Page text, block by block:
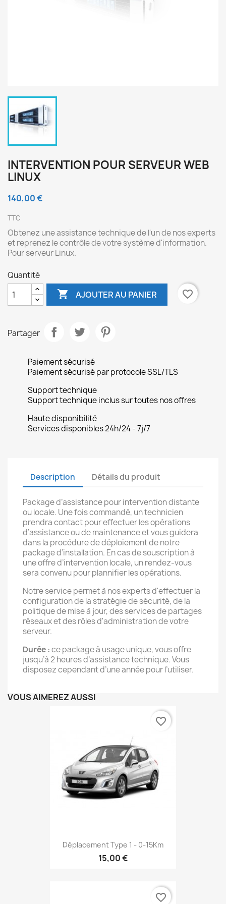
INTERVENTION POUR SERVEUR WEB
LINUX
140,00 €
TTC
Obtenez une assistance technique de l'un de nos experts
et reprenez le contrôle de votre système d'information.
Pour serveur Linux.
Quantité
 AJOUTER AU PANIER favorite_border
Partager
Paiement sécurisé
Paiement sécurisé par protocole SSL/TLS
Support technique
Support technique inclus sur toutes nos offres
Haute disponibilité
Services disponibles 24h/24 - 7j/7
Description Détails du produit
Package d’assistance pour intervention distante
ou locale. Une fois commandé, un technicien
prendra contact pour effectuer les opérations
d’assistance ou de maintenance et vous guidera
dans la procédure de déploiement de notre
package d’installation. En cas de souscription à
une offre d’intervention locale, un rendez-vous
sera convenu pour plannifier les opérations.
Notre service permet à nos experts d'effectuer la
configuration de la stratégie de sécurité, de la
politique de mise à jour, des services de partages
réseaux et des rôles d'administration de votre
serveur.
Durée :ce package à usage unique, vous offre
jusqu’à 2 heures d’assistance technique. Vous
disposez cependant d’une année pour l’utiliser.
VOUS AIMEREZ AUSSI
Déplacement Type 1 - 0-15Km
15,00 €
favorite_border
favorite_border